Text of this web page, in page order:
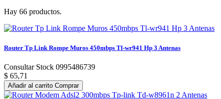
Hay 66 productos.
Router Tp Link Rompe Muros 450mbps Tl-wr941 Hp 3 Antenas
Consultar Stock 0995486739
$ 65,71
Añadir al carrito Comprar